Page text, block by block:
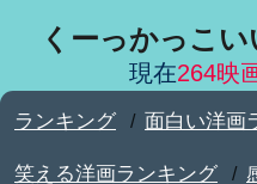
くーっかっこ
現在264映
ランキング / 面白い洋画
笑える洋画ランキング /